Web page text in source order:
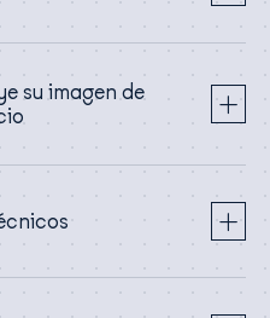
su imagen de